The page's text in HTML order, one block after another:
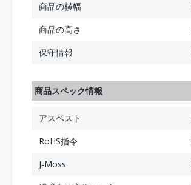
商品の横幅
商品の高さ
保守情報
商品スペック情報
アスベスト
RoHS指令
J-Moss